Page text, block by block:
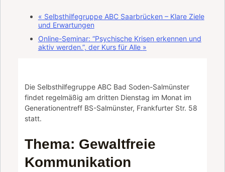
« Selbsthilfegruppe ABC Saarbrücken – Klare Ziele
und Erwartungen
Online-Seminar: “Psychische Krisen erkennen und
aktiv werden.”, der Kurs für Alle »
Die Selbsthilfegruppe ABC Bad Soden-Salmünster
findet regelmäßig am dritten Dienstag im Monat im
Generationentreff BS-Salmünster, Frankfurter Str. 58
statt.
Thema: Gewaltfreie
Kommunikation